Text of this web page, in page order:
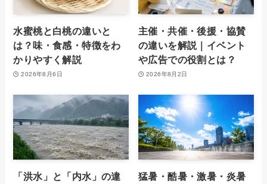
水蜜桃と白桃の違いと
は？味・食感・特徴をわ
かりやすく解説
2026年8月6日
主催・共催・後援・協賛
の違いを解説｜イベント
や広告での役割とは？
2026年8月2日
「洪水」と「内水」の違
猛暑・酷暑・激暑・炎暑